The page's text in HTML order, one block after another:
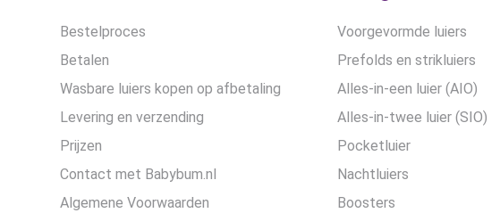
Bestelproces
Betalen
Wasbare luiers kopen op afbetaling
Levering en verzending
Prijzen
Contact met Babybum.nl
Algemene Voorwaarden
Voorgevormde luiers
Prefolds en strikluiers
Alles-in-een luier (AIO)
Alles-in-twee luier (SIO)
Pocketluier
Nachtluiers
Boosters